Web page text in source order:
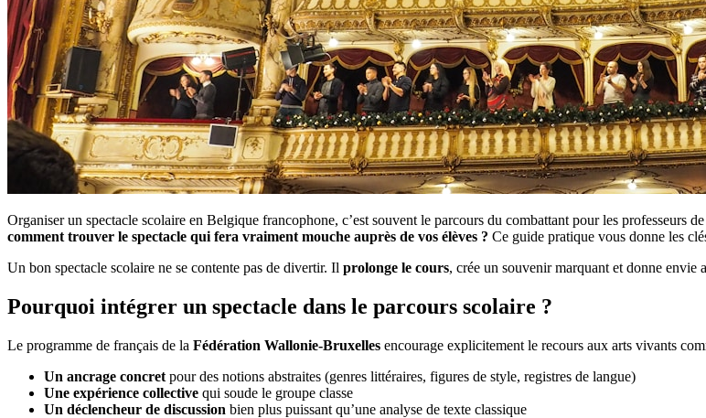
Organiser un spectacle scolaire en Belgique francophone, c’est souvent le parcours du combattant pour les professeurs
comment trouver le spectacle qui fera vraiment mouche auprès de vos élèves ? Ce guide pratique vous donne les
Un bon spectacle scolaire ne se contente pas de divertir. Il prolonge le cours, crée un souvenir marquant et donne
Pourquoi intégrer un spectacle dans le parcours scolaire ?
Le programme de français de la Fédération Wallonie-Bruxelles encourage explicitement le recours aux arts vivants
Un ancrage concret pour des notions abstraites (genres littéraires, figures de style, registres de langue)
Une expérience collective qui soude le groupe classe
Un déclencheur de discussion bien plus puissant qu’une analyse de texte classique